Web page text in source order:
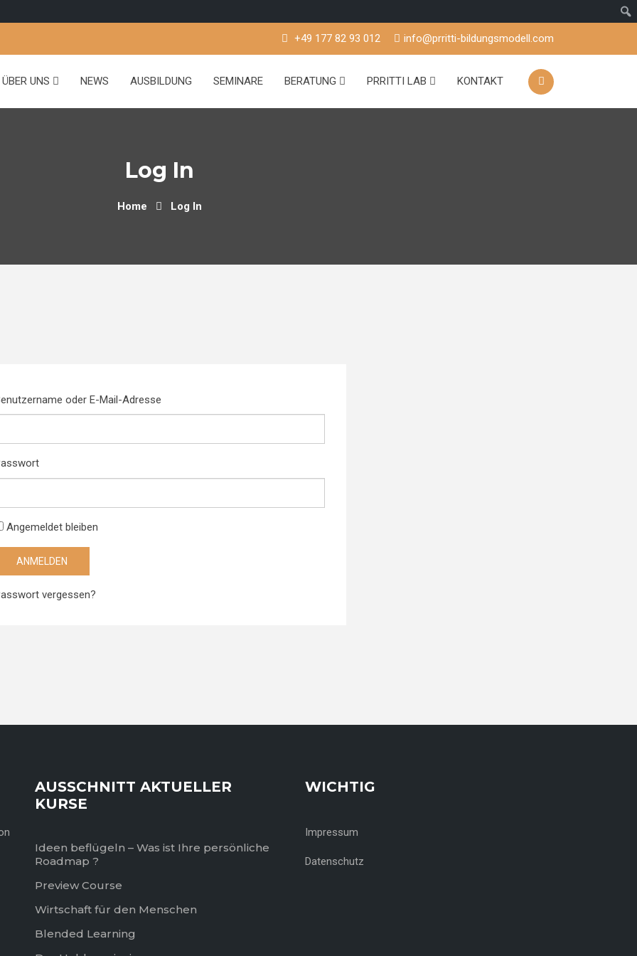
+49 177 82 93 012 info@prritti-bildungsmodell.com
ÜBER UNS NEWS AUSBILDUNG SEMINARE BERATUNG PRRITTI LAB KONTAKT
Log In
Home Log In
oder E-Mail-Adresse
Angemeldet bleiben
vergessen?
AUSSCHNITT AKTUELLER
KURSE
Ideen beflügeln – Was ist Ihre persönliche
Roadmap ?
Preview Course
Wirtschaft für den Menschen
Blended Learning
WICHTIG
Impressum
Datenschutz